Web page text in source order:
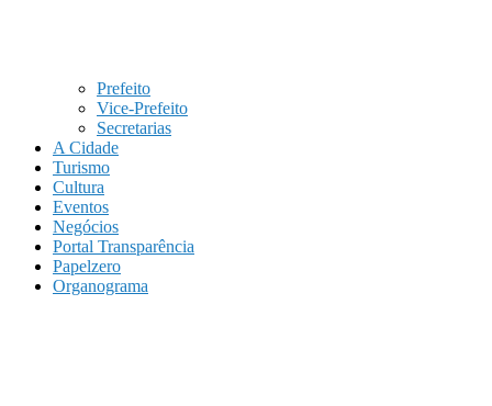
Prefeito
Vice-Prefeito
Secretarias
A Cidade
Turismo
Cultura
Eventos
Negócios
Portal Transparência
Papelzero
Organograma